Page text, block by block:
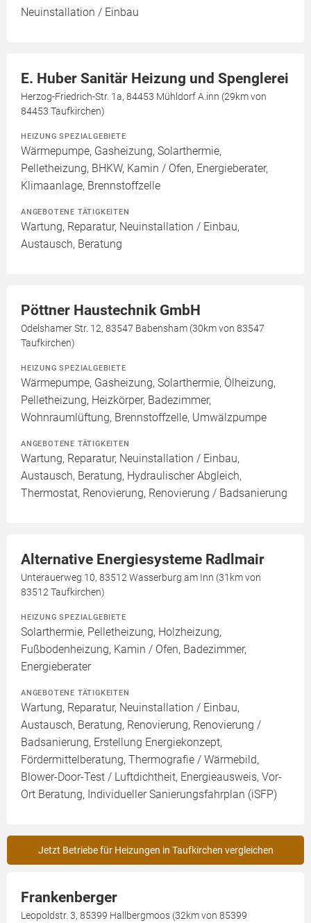
Neuinstallation / Einbau
E. Huber Sanitär Heizung und Spenglerei
Herzog-Friedrich-Str. 1a, 84453 Mühldorf A.inn (29km von
84453 Taufkirchen)
HEIZUNG SPEZIALGEBIETE
Wärmepumpe, Gasheizung, Solarthermie,
Pelletheizung, BHKW, Kamin / Ofen, Energieberater,
Klimaanlage, Brennstoffzelle
ANGEBOTENE TÄTIGKEITEN
Wartung, Reparatur, Neuinstallation / Einbau,
Austausch, Beratung
Pöttner Haustechnik GmbH
Odelshamer Str. 12, 83547 Babensham (30km von 83547
Taufkirchen)
HEIZUNG SPEZIALGEBIETE
Wärmepumpe, Gasheizung, Solarthermie, Ölheizung,
Pelletheizung, Heizkörper, Badezimmer,
Wohnraumlüftung, Brennstoffzelle, Umwälzpumpe
ANGEBOTENE TÄTIGKEITEN
Wartung, Reparatur, Neuinstallation / Einbau,
Austausch, Beratung, Hydraulischer Abgleich,
Thermostat, Renovierung, Renovierung / Badsanierung
Alternative Energiesysteme Radlmair
Unterauerweg 10, 83512 Wasserburg am Inn (31km von
83512 Taufkirchen)
HEIZUNG SPEZIALGEBIETE
Solarthermie, Pelletheizung, Holzheizung,
Fußbodenheizung, Kamin / Ofen, Badezimmer,
Energieberater
ANGEBOTENE TÄTIGKEITEN
Wartung, Reparatur, Neuinstallation / Einbau,
Austausch, Beratung, Renovierung, Renovierung /
Badsanierung, Erstellung Energiekonzept,
Fördermittelberatung, Thermografie / Wärmebild,
Blower-Door-Test / Luftdichtheit, Energieausweis, Vor-
Ort Beratung, Individueller Sanierungsfahrplan (iSFP)
Jetzt Betriebe für Heizungen in Taufkirchen vergleichen
Frankenberger
Leopoldstr. 3, 85399 Hallbergmoos (32km von 85399